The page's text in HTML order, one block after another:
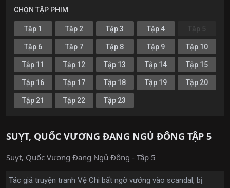
CHỌN TẬP PHIM
Tập 1 Tập 2 Tập 3 Tập 4 Tập 5
Tập 6 Tập 7 Tập 8 Tập 9 Tập 10
Tập 11 Tập 12 Tập 13 Tập 14 Tập 15
Tập 16 Tập 17 Tập 18 Tập 19 Tập 20
Tập 21 Tập 22 Tập 23
SUỴT, QUỐC VƯƠNG ĐANG NGỦ ĐÔNG TẬP 5
Suỵt, Quốc Vương Đang Ngủ Đông - Tập 5
Tác giả truyện tranh Vệ Chi bất ngờ vướng vào scandal, bị